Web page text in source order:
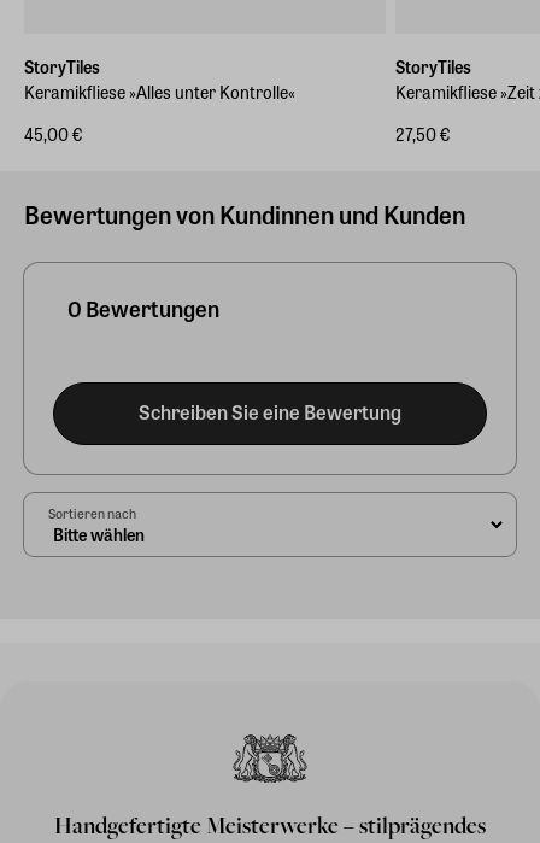
StoryTiles
Keramikfliese »Alles unter Kontrolle«
45,00 €
StoryTiles
Keramikfliese »Zeit
27,50 €
Bewertungen von Kundinnen und Kunden
0 Bewertungen
Schreiben Sie eine Bewertung
Sortieren nach
Handgefertigte Meisterwerke – stilprägendes